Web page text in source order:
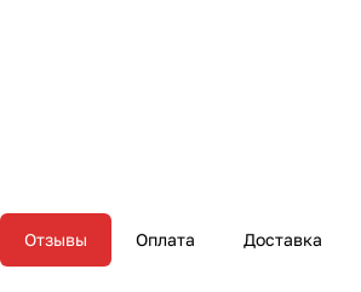
Отзывы Оплата Доставка